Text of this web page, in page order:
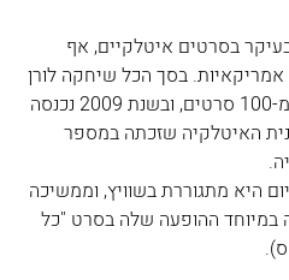
לשחק בעיקר בסרטים איטלקיים, אף
בסך הכל שיחקה לורן
לאורך הקריירה שלה בלמעלה מ-100 סרטים, ובשנת 2009 נכנסה
האיטלקיה שזכתה במספר
היא מתגוררת בשוויץ, וממשיכה
במיוחד ההופעה שלה בסרט "כל